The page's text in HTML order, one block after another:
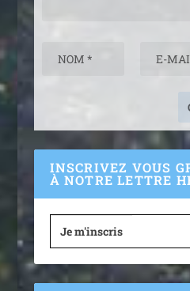
INSCRIVEZ VOUS
À NOTRE LETTRE
Je m'inscris